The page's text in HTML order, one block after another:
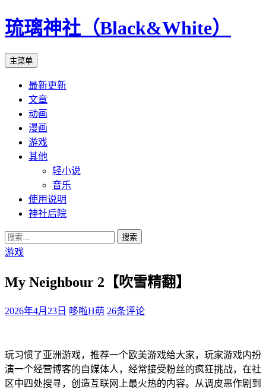
琉璃神社（Black&White）
搜
主菜单
正
文
最新更新
文章
动画
漫画
游戏
其他
轻小说
音乐
使用说明
神社后院
搜
索：
游戏
My Neighbour 2【吹雪精翻】
2026年4月23日 哆啦H萌 26条评论
玩习惯了亚洲游戏，推荐一个欧美游戏给大家，玩家游戏内扮
演一个经营博客的自媒体人，经常接受粉丝的疯狂挑战，在社
区中四处搜寻，创造互联网上最火热的内容。从调皮恶作剧到